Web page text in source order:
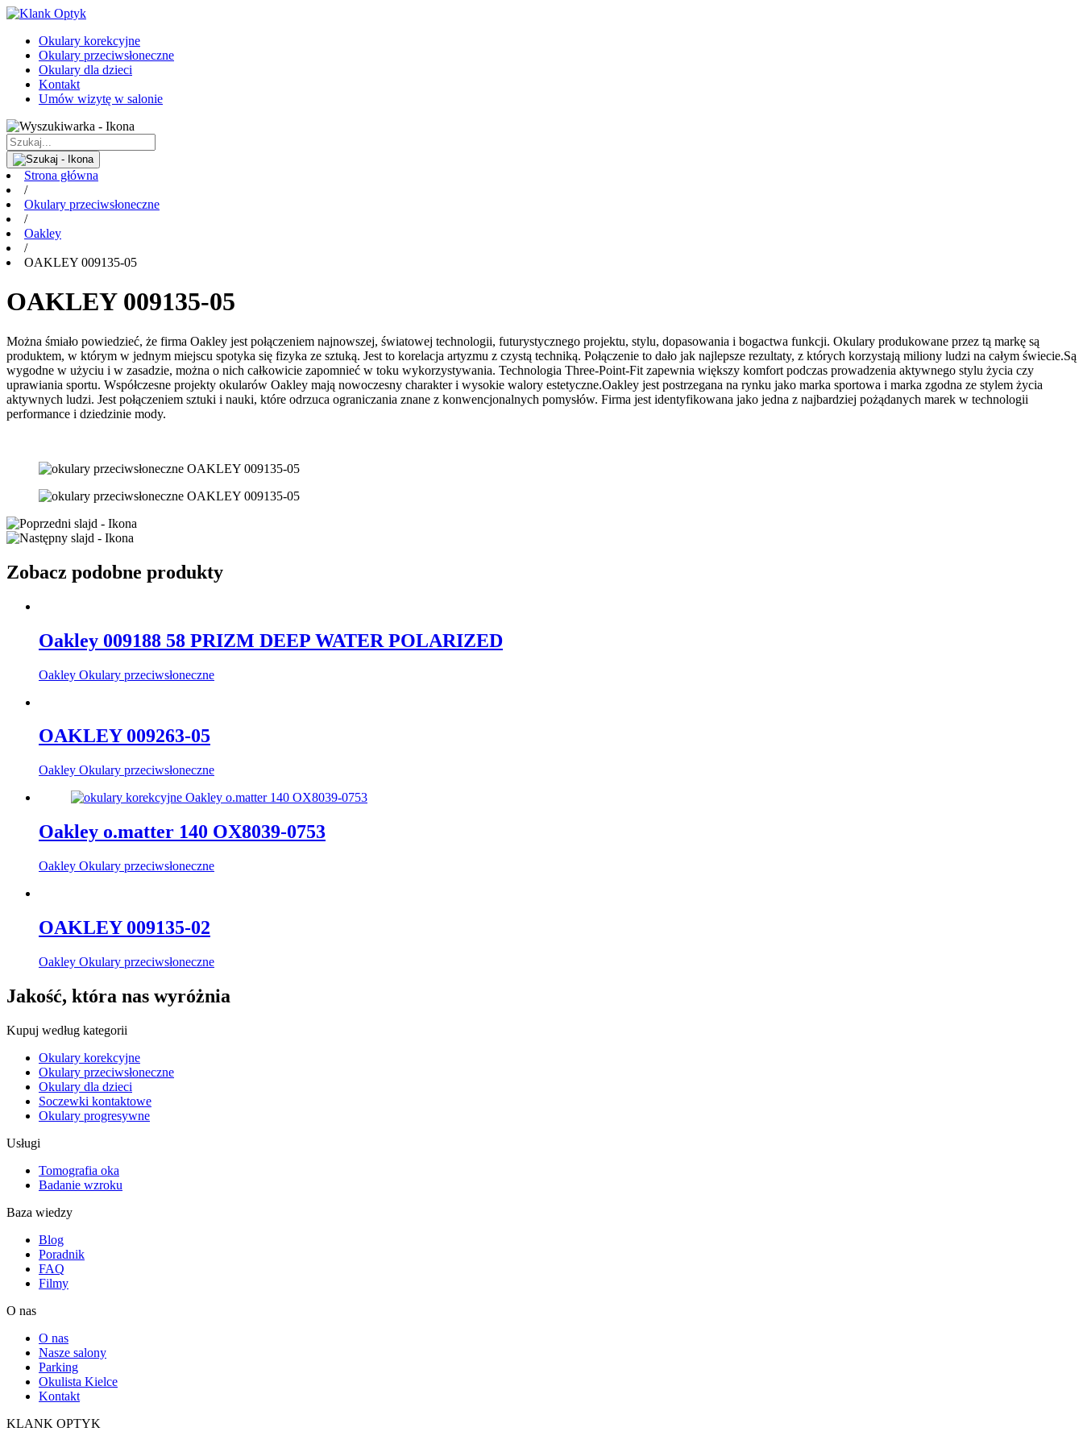
Okulary korekcyjne
Okulary przeciwsłoneczne
Okulary dla dzieci
Kontakt
Umów wizytę w salonie
Strona główna
/
Okulary przeciwsłoneczne
/
Oakley
/
OAKLEY 009135-05
OAKLEY 009135-05
Można śmiało powiedzieć, że firma Oakley jest połączeniem najnowszej, światowej technologii, futurystycznego projektu, stylu, dopasowania i bogactwa funkcji. Okulary produkowane przez tą markę są
produktem, w którym w jednym miejscu spotyka się fizyka ze sztuką. Jest to korelacja artyzmu z czystą techniką. Połączenie to dało jak najlepsze rezultaty, z których korzystają miliony ludzi na całym świecie.Są
wygodne w użyciu i w zasadzie, można o nich całkowicie zapomnieć w toku wykorzystywania. Technologia Three-Point-Fit zapewnia większy komfort podczas prowadzenia aktywnego stylu życia czy
uprawiania sportu. Współczesne projekty okularów Oakley mają nowoczesny charakter i wysokie walory estetyczne.Oakley jest postrzegana na rynku jako marka sportowa i marka zgodna ze stylem życia
aktywnych ludzi. Jest połączeniem sztuki i nauki, które odrzuca ograniczania znane z konwencjonalnych pomysłów. Firma jest identyfikowana jako jedna z najbardziej pożądanych marek w technologii
performance i dziedzinie mody.
Zobacz podobne produkty
Oakley 009188 58 PRIZM DEEP WATER POLARIZED
Oakley Okulary przeciwsłoneczne
OAKLEY 009263-05
Oakley Okulary przeciwsłoneczne
Oakley o.matter 140 OX8039-0753
Oakley Okulary przeciwsłoneczne
OAKLEY 009135-02
Oakley Okulary przeciwsłoneczne
Jakość, która nas wyróżnia
Kupuj według kategorii
Okulary korekcyjne
Okulary przeciwsłoneczne
Okulary dla dzieci
Soczewki kontaktowe
Okulary progresywne
Usługi
Tomografia oka
Badanie wzroku
Baza wiedzy
Blog
Poradnik
FAQ
Filmy
O nas
O nas
Nasze salony
Parking
Okulista Kielce
Kontakt
KLANK OPTYK